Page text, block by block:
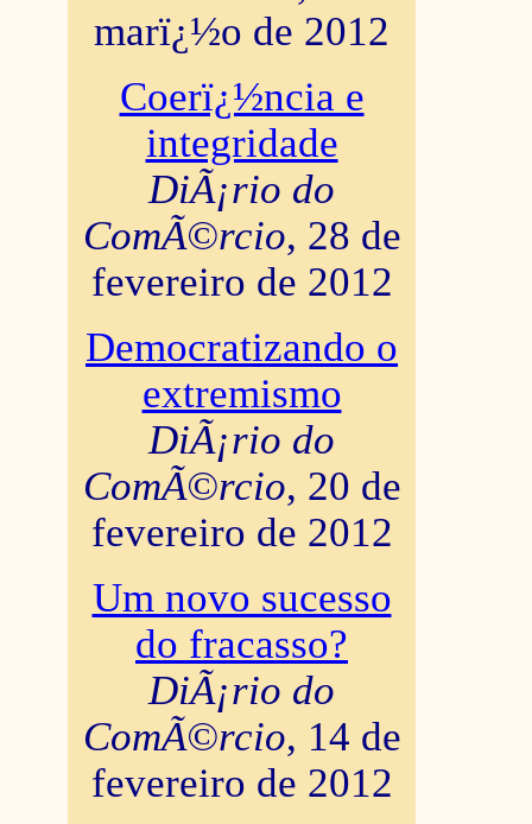
marï¿½o de 2012
Coerï¿½ncia e
integridade
DiÃ¡rio do
ComÃ©rcio, 28 de
fevereiro de 2012
Democratizando o
extremismo
DiÃ¡rio do
ComÃ©rcio, 20 de
fevereiro de 2012
Um novo sucesso
do fracasso?
DiÃ¡rio do
ComÃ©rcio, 14 de
fevereiro de 2012